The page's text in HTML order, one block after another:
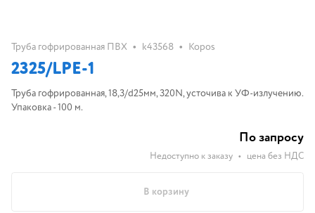
Труба гофрированная ПВХ • k43568 • Kopos
2325/LPE-1
Труба гофрированная, 18,3/d25мм, 320N, усточива к УФ-излучению.
Упаковка - 100 м.
По запросу
Недоступно к заказу • цена без НДС
В корзину